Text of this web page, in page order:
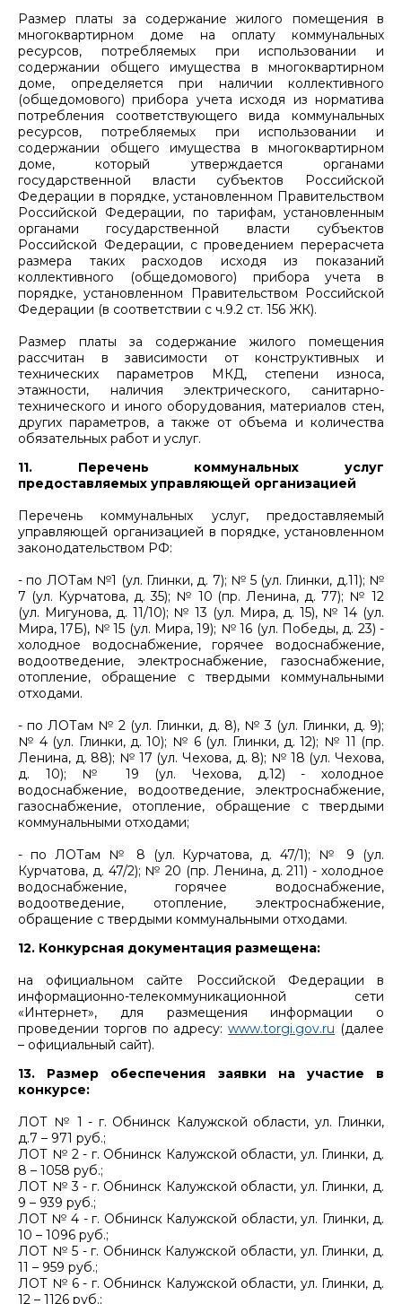
Размер платы за содержание жилого помещения в
многоквартирном доме на оплату коммунальных
ресурсов, потребляемых при использовании и
содержании общего имущества в многоквартирном
доме, определяется при наличии коллективного
(общедомового) прибора учета исходя из норматива
потребления соответствующего вида коммунальных
ресурсов, потребляемых при использовании и
содержании общего имущества в многоквартирном
доме, который утверждается органами
государственной власти субъектов Российской
Федерации в порядке, установленном Правительством
Российской Федерации, по тарифам, установленным
органами государственной власти субъектов
Российской Федерации, с проведением перерасчета
размера таких расходов исходя из показаний
коллективного (общедомового) прибора учета в
порядке, установленном Правительством Российской
Федерации (в соответствии с ч.9.2 ст. 156 ЖК).
Размер платы за содержание жилого помещения
рассчитан в зависимости от конструктивных и
технических параметров МКД, степени износа,
этажности, наличия электрического, санитарно-
технического и иного оборудования, материалов стен,
других параметров, а также от объема и количества
обязательных работ и услуг.
11. Перечень коммунальных услуг
предоставляемых управляющей организацией
Перечень коммунальных услуг, предоставляемый
управляющей организацией в порядке, установленном
законодательством РФ:
- по ЛОТам №1 (ул. Глинки, д. 7); № 5 (ул. Глинки, д.11); №
7 (ул. Курчатова, д. 35); № 10 (пр. Ленина, д. 77); № 12
(ул. Мигунова, д. 11/10); № 13 (ул. Мира, д. 15), № 14 (ул.
Мира, 17Б), № 15 (ул. Мира, 19); № 16 (ул. Победы, д. 23) -
холодное водоснабжение, горячее водоснабжение,
водоотведение, электроснабжение, газоснабжение,
отопление, обращение с твердыми коммунальными
отходами.
- по ЛОТам № 2 (ул. Глинки, д. 8), № 3 (ул. Глинки, д. 9);
№ 4 (ул. Глинки, д. 10); № 6 (ул. Глинки, д. 12); № 11 (пр.
Ленина, д. 88); № 17 (ул. Чехова, д. 8); № 18 (ул. Чехова,
д. 10); № 19 (ул. Чехова, д.12) - холодное
водоснабжение, водоотведение, электроснабжение,
газоснабжение, отопление, обращение с твердыми
коммунальными отходами;
- по ЛОТам № 8 (ул. Курчатова, д. 47/1); № 9 (ул.
Курчатова, д. 47/2); № 20 (пр. Ленина, д. 211) - холодное
водоснабжение, горячее водоснабжение,
водоотведение, отопление, электроснабжение,
обращение с твердыми коммунальными отходами.
12. Конкурсная документация размещена:
на официальном сайте Российской Федерации в
информационно-телекоммуникационной сети
«Интернет», для размещения информации о
проведении торгов по адресу:www.torgi.gov.ru (далее
– официальный сайт).
13. Размер обеспечения заявки на участие в
конкурсе:
ЛОТ № 1 - г. Обнинск Калужской области, ул. Глинки,
д.7 – 971 руб.;
ЛОТ № 2 - г. Обнинск Калужской области, ул. Глинки, д.
8 – 1058 руб.;
ЛОТ № 3 - г. Обнинск Калужской области, ул. Глинки, д.
9 – 939 руб.;
ЛОТ № 4 - г. Обнинск Калужской области, ул. Глинки, д.
10 – 1096 руб.;
ЛОТ № 5 - г. Обнинск Калужской области, ул. Глинки, д.
11 – 959 руб.;
ЛОТ № 6 - г. Обнинск Калужской области, ул. Глинки, д.
12 – 1126 руб.;